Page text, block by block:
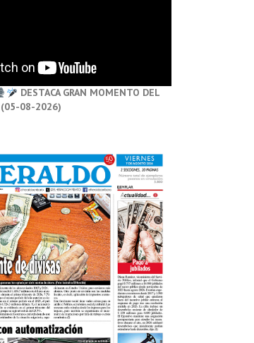
DESTACA GRAN MOMENTO DEL
(05-08-2026)